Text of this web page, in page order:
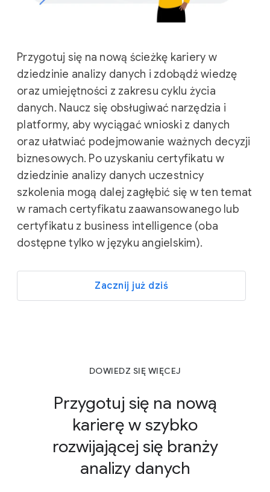
Przygotuj się na nową ścieżkę kariery w
dziedzinie analizy danych i zdobądź wiedzę
oraz umiejętności z zakresu cyklu życia
danych. Naucz się obsługiwać narzędzia i
platformy, aby wyciągać wnioski z danych
oraz ułatwiać podejmowanie ważnych decyzji
biznesowych. Po uzyskaniu certyfikatu w
dziedzinie analizy danych uczestnicy
szkolenia mogą dalej zagłębić się w ten temat
w ramach certyfikatu zaawansowanego lub
certyfikatu z business intelligence (oba
dostępne tylko w języku angielskim).
Zacznij już dziś
DOWIEDZ SIĘ WIĘCEJ
Przygotuj się na nową
karierę w szybko
rozwijającej się branży
analizy danych